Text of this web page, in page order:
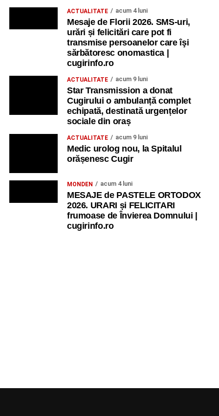
ACTUALITATE acum 4 luni
Mesaje de Florii 2026. SMS-uri,
urări și felicitări care pot fi
transmise persoanelor care îşi
sărbătoresc onomastica |
cugirinfo.ro
ACTUALITATE acum 9 luni
Star Transmission a donat
Cugirului o ambulanță complet
echipată, destinată urgențelor
sociale din oraș
ACTUALITATE acum 9 luni
Medic urolog nou, la Spitalul
orășenesc Cugir
MONDEN acum 4 luni
MESAJE de PASTELE ORTODOX
2026. URARI și FELICITARI
frumoase de Învierea Domnului |
cugirinfo.ro